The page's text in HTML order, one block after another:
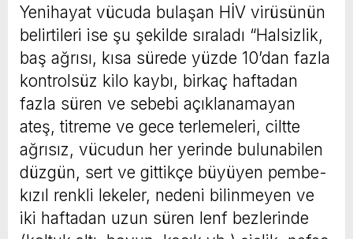
Yenihayat vücuda bulaşan HİV virüsünün
belirtileri ise şu şekilde sıraladı “Halsizlik,
baş ağrısı, kısa sürede yüzde 10’dan fazla
kontrolsüz kilo kaybı, birkaç haftadan
fazla süren ve sebebi açıklanamayan
ateş, titreme ve gece terlemeleri, ciltte
ağrısız, vücudun her yerinde bulunabilen
düzgün, sert ve gittikçe büyüyen pembe-
kızıl renkli lekeler, nedeni bilinmeyen ve
iki haftadan uzun süren lenf bezlerinde